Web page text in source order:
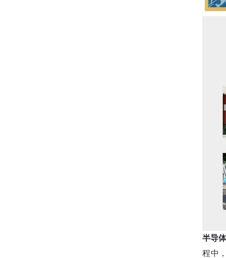
半导
程中